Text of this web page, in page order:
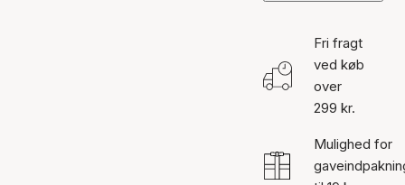
Fri fragt
ved køb
over
299 kr.
Mulighed for